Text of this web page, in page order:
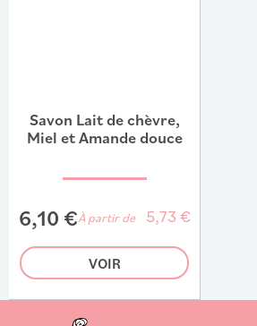
Savon Lait de chèvre,
Miel et Amande douce
6,10 €À partir de 5,73 €
VOIR